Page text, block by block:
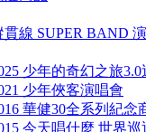
貫線 SUPER BAND
少年的奇幻之旅
少年俠客演唱會
華健30全系列紀念
今天唱什麼 世界巡